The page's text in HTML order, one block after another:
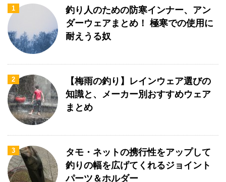
1
釣り人のための防寒インナー、アン
ダーウェアまとめ！ 極寒での使用に
耐えうる奴
2
【梅雨の釣り】レインウェア選びの
知識と、メーカー別おすすめウェア
まとめ
3
タモ・ネットの携行性をアップして
釣りの幅を広げてくれるジョイント
パーツ＆ホルダー